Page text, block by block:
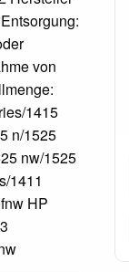
von
1415
n/1525
nw/1525
1411
HP